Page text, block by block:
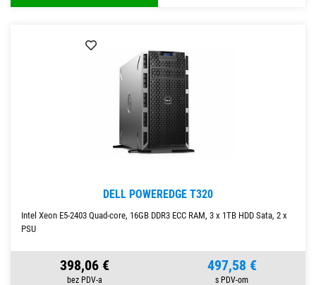
DELL POWEREDGE T320
Intel Xeon E5-2403 Quad-core, 16GB DDR3 ECC RAM, 3 x 1TB HDD Sata, 2 x
PSU
398,06 € 497,58 €